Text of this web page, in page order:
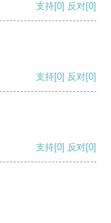
支持[0] 反对[0]
支持[0] 反对[0]
支持[0] 反对[0]